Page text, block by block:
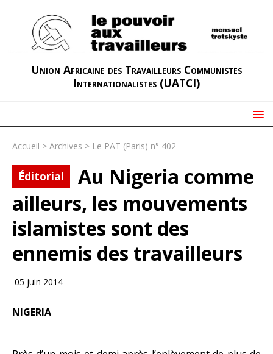
Union Africaine des Travailleurs Communistes
Internationalistes (UATCI)
Accueil > Archives > Le PAT (Paris) n° 402
Éditorial
Au Nigeria comme
ailleurs, les mouvements
islamistes sont des
ennemis des travailleurs
05 juin 2014
NIGERIA